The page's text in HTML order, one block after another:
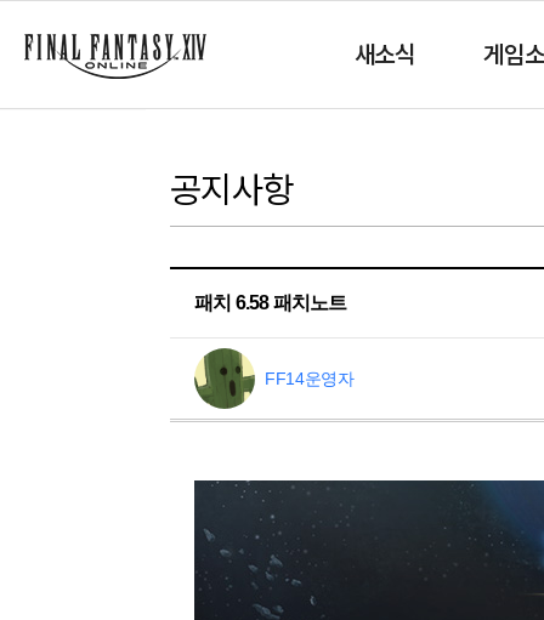
새소식 게임
공지사항
패치 6.58 패치노트
FF14운영자